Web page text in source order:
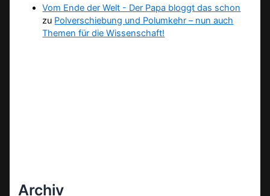
Vom Ende der Welt - Der Papa bloggt das schon
zu Polverschiebung und Polumkehr – nun auch
Themen für die Wissenschaft!
Archiv